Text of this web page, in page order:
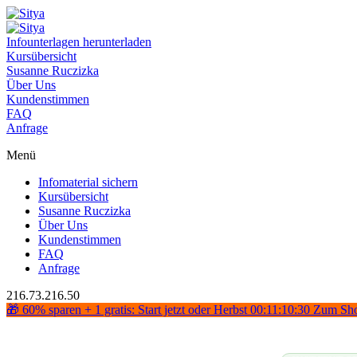
Infounterlagen herunterladen
Kursübersicht
Susanne Ruczizka
Über Uns
Kundenstimmen
FAQ
Anfrage
Menü
Infomaterial sichern
Kursübersicht
Susanne Ruczizka
Über Uns
Kundenstimmen
FAQ
Anfrage
216.73.216.50
🎁 60% sparen + 1 gratis: Start jetzt oder Herbst 00:11:10:29 Zum